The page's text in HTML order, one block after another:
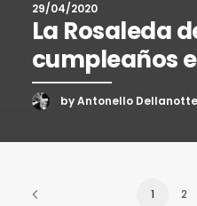
29/04/2020
La Rosaleda
cumpleaños
by Antonello Dellanotte
1 2